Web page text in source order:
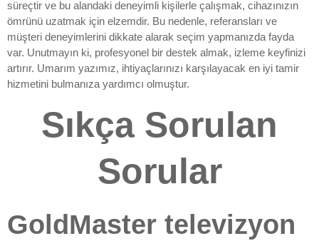
süreçtir ve bu alandaki deneyimli kişilerle çalışmak, cihazınızın
ömrünü uzatmak için elzemdir. Bu nedenle, referansları ve
müşteri deneyimlerini dikkate alarak seçim yapmanızda fayda
var. Unutmayın ki, profesyonel bir destek almak, izleme keyfinizi
artırır. Umarım yazımız, ihtiyaçlarınızı karşılayacak en iyi tamir
hizmetini bulmanıza yardımcı olmuştur.
Sıkça Sorulan
Sorular
GoldMaster televizyon